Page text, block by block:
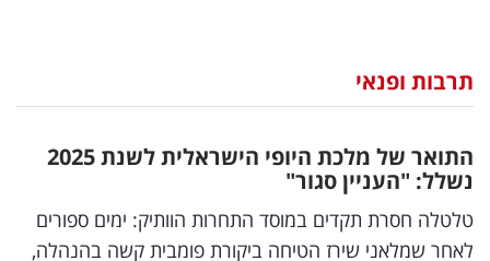
וצרכנות
דיגיטל
וטק
תרבות ופנאי
התואר של מלכת היופי הישראלית לשנת 2025
נשלל: "העניין סגור"
טלטלה חסרת תקדים במוסד התחרות הוותיק: ימים ספורים
לאחר שמלאני שירז הטיחה ביקורת פומבית קשה בהנהלה,